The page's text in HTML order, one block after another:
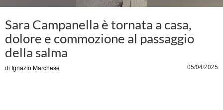
Sara Campanella torna a casa
Play
Sara Campanella è tornata a casa,
dolore e commozione al passaggio
della salma
di Ignazio Marchese 05/04/2025